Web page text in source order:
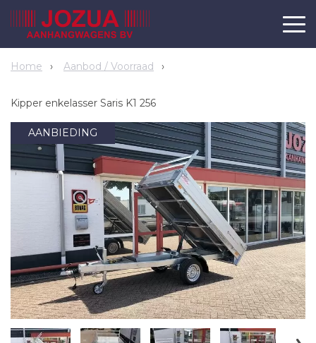
Home Aanbod / Voorraad
Kipper enkelasser Saris K1 256
AANBIEDING